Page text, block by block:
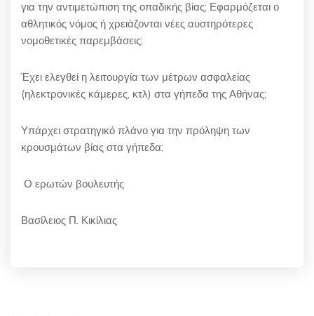
για την αντιμετώπιση της οπαδικής βίας; Εφαρμόζεται ο
αθλητικός νόμος ή χρειάζονται νέες αυστηρότερες
νομοθετικές παρεμβάσεις;
Έχει ελεγθεί η λειτουργία των μέτρων ασφαλείας
(ηλεκτρονικές κάμερες, κτλ) στα γήπεδα της Αθήνας;
Υπάρχει στρατηγικό πλάνο για την πρόληψη των
κρουσμάτων βίας στα γήπεδα;
Ο ερωτών βουλευτής
Βασίλειος Π. Κικίλιας